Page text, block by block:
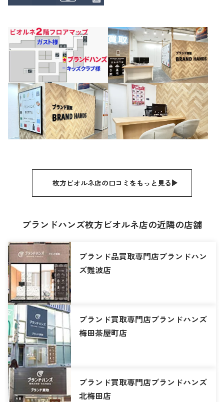
枚方ビオルネ店の口コミをもっと見る
ブランドハンズ枚方ビオルネ店の近隣の店舗
ブランド品買取専門店ブランドハン
ズ難波店
ブランド買取専門店ブランドハンズ
梅田茶屋町店
ブランド買取専門店ブランドハンズ
北梅田店